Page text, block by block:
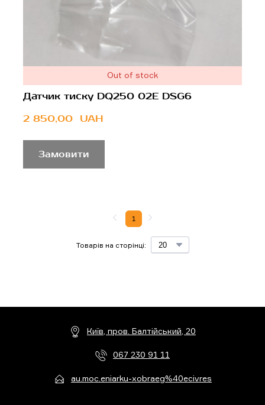
Out of stock
Датчик тиску DQ250 02E DSG6
2 850,00  UAH
Замовити
Товарів на сторінці:
1
Київ, пров. Балтійський, 20
067 230 91 11
au.moc.eniarku-xobraeg%40ecivres